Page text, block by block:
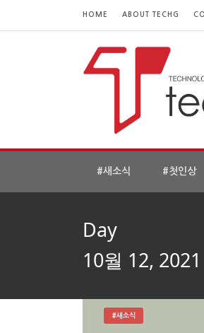
HOME ABOUT TECHG
#새소식 #첫인상
Day
10월 12, 2021
#새소식